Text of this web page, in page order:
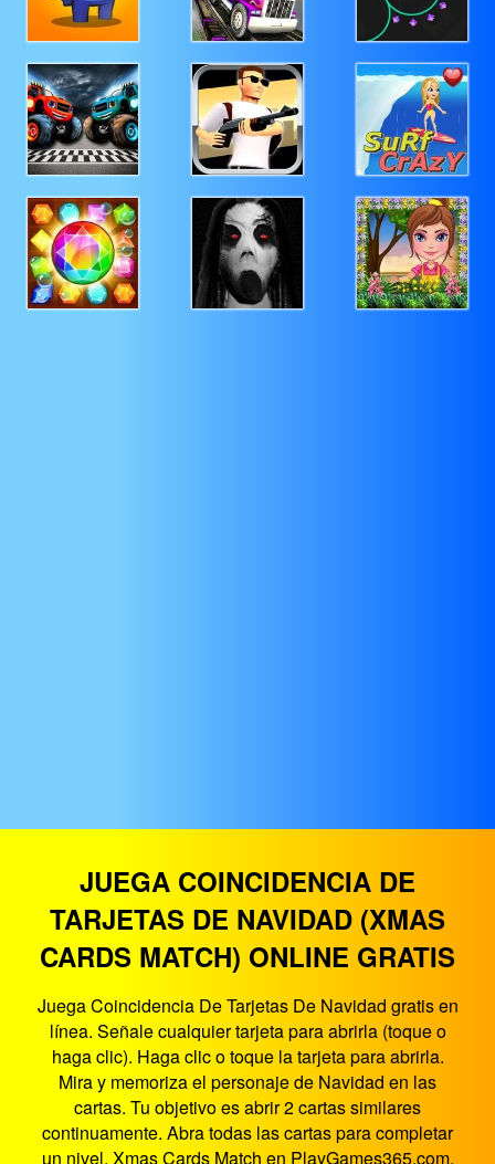
JUEGA COINCIDENCIA DE
TARJETAS DE NAVIDAD (XMAS
CARDS MATCH) ONLINE GRATIS
Juega Coincidencia De Tarjetas De Navidad gratis en
línea. Señale cualquier tarjeta para abrirla (toque o
haga clic). Haga clic o toque la tarjeta para abrirla.
Mira y memoriza el personaje de Navidad en las
cartas. Tu objetivo es abrir 2 cartas similares
continuamente. Abra todas las cartas para completar
un nivel. Xmas Cards Match en PlayGames365.com,